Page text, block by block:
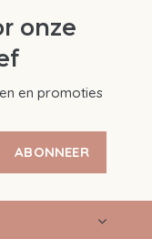
onze
en promoties
ABONNEER